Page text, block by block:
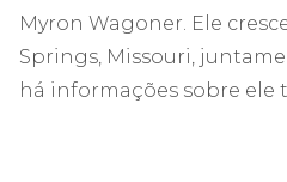
Myron Wagoner. Ele
Springs, Missouri,
há informações sobre ele